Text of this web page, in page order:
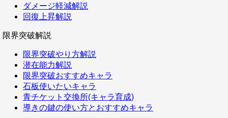
ダメージ軽減解説
回復上昇解説
限界突破解説
限界突破やり方解説
潜在能力解説
限界突破おすすめキャラ
石板使いたいキャラ
青チケット交換所(キャラ育成)
導きの鍵の使い方とおすすめキャラ